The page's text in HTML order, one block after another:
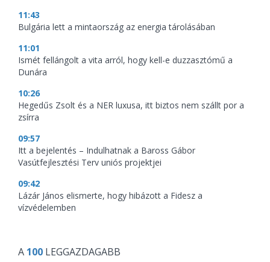
11:43
Bulgária lett a mintaország az energia tárolásában
11:01
Ismét fellángolt a vita arról, hogy kell-e duzzasztómű a
Dunára
10:26
Hegedűs Zsolt és a NER luxusa, itt biztos nem szállt por a
zsírra
09:57
Itt a bejelentés – Indulhatnak a Baross Gábor
Vasútfejlesztési Terv uniós projektjei
09:42
Lázár János elismerte, hogy hibázott a Fidesz a
vízvédelemben
A 100 LEGGAZDAGABB